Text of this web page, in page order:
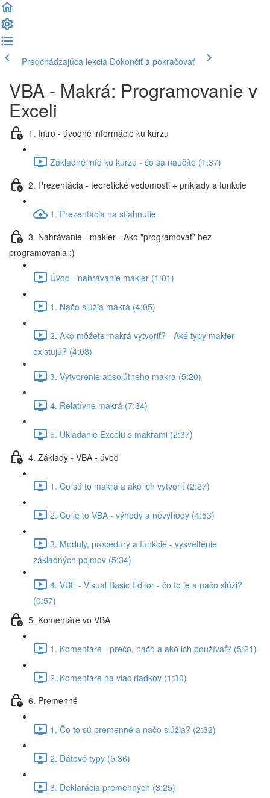
Predchádzajúca lekcia Dokončiť a pokračovať
VBA - Makrá: Programovanie v
Exceli
1. Intro - úvodné informácie ku kurzu
Základné info ku kurzu - čo sa naučíte (1:37)
2. Prezentácia - teoretické vedomosti + príklady a funkcie
1. Prezentácia na stiahnutie
3. Nahrávanie - makier - Ako "programovať" bez
programovania :)
Úvod - nahrávanie makier (1:01)
1. Načo slúžia makrá (4:05)
2. Ako môžete makrá vytvoriť? - Aké typy makier
existujú? (4:08)
3. Vytvorenie absolútneho makra (5:20)
4. Relatívne makrá (7:34)
5. Ukladanie Excelu s makrami (2:37)
4. Základy - VBA - úvod
1. Čo sú to makrá a ako ich vytvoriť (2:27)
2. Čo je to VBA - výhody a nevýhody (4:53)
3. Moduly, procedúry a funkcie - vysvetlenie
základných pojmov (5:34)
4. VBE - Visual Basic Editor - čo to je a načo slúži?
(0:57)
5. Komentáre vo VBA
1. Komentáre - prečo, načo a ako ich používať? (5:21)
2. Komentáre na viac riadkov (1:30)
6. Premenné
1. Čo to sú premenné a načo slúžia? (2:32)
2. Dátové typy (5:36)
3. Deklarácia premenných (3:25)